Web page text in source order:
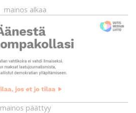
mainos alkaa
mainos päättyy